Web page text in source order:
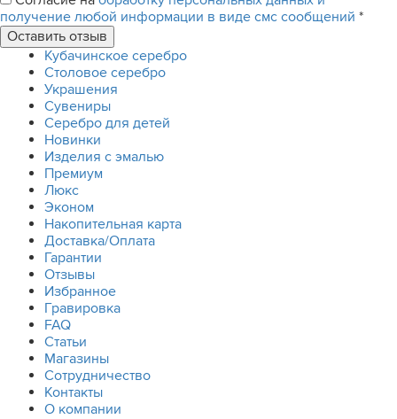
получение любой информации в виде смс сообщений *
Кубачинское серебро
Столовое серебро
Украшения
Сувениры
Серебро для детей
Новинки
Изделия с эмалью
Премиум
Люкс
Эконом
Накопительная карта
Доставка/Оплата
Гарантии
Отзывы
Избранное
Гравировка
FAQ
Статьи
Магазины
Сотрудничество
Контакты
О компании